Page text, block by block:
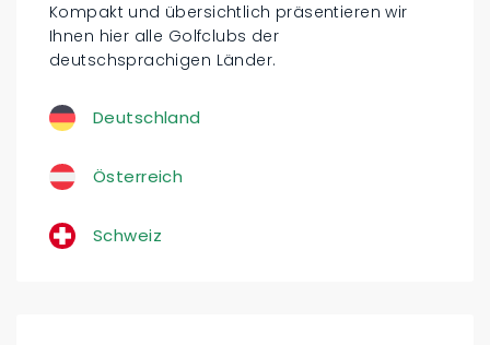
Kompakt und übersichtlich präsentieren wir
Ihnen hier alle Golfclubs der
deutschsprachigen Länder.
Deutschland
Österreich
Schweiz